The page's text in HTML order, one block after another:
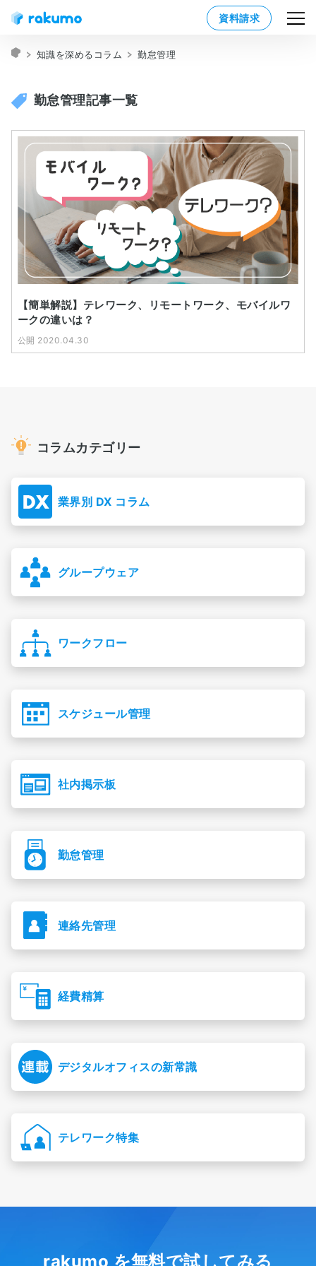
資料請求
知識を深めるコラム 勤怠管理
勤怠管理記事一覧
【簡単解説】テレワーク、リモートワーク、モバイルワ
ークの違いは？
公開 2020.04.30
コラムカテゴリー
業界別 DX コラム
グループウェア
ワークフロー
スケジュール管理
社内掲示板
勤怠管理
連絡先管理
経費精算
デジタルオフィスの新常識
テレワーク特集
rakumo を無料で試してみる